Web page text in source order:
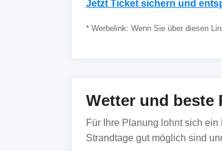
Jetzt Ticket sichern und
* Werbelink: Wenn Sie über diesen
Wetter und beste
Für Ihre Planung lohnt sich
Strandtage gut möglich sind